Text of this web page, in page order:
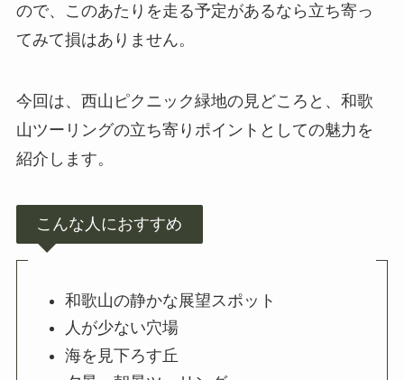
ので、このあたりを走る予定があるなら立ち寄っ
てみて損はありません。
今回は、西山ピクニック緑地の見どころと、和歌
山ツーリングの立ち寄りポイントとしての魅力を
紹介します。
こんな人におすすめ
和歌山の静かな展望スポット
人が少ない穴場
海を見下ろす丘